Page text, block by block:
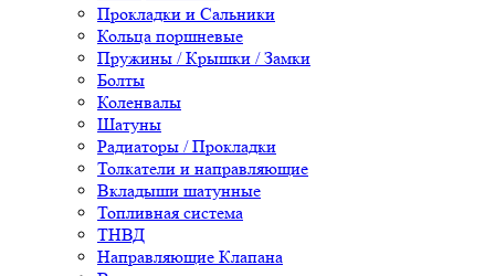
Прокладки и Сальники
Кольца поршневые
Пружины / Крышки / Замки
Болты
Коленвалы
Шатуны
Радиаторы / Прокладки
Толкатели и направляющие
Вкладыши шатунные
Топливная система
ТНВД
Направляющие Клапана